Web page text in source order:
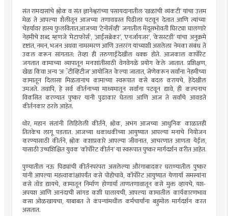
संत रामदासांचे श्लोक व संत ज्ञानेश्वरांच्या पसायदानातील ‘खळांची व्यंकटी’ यांचा उत्तम
मेळ ते आपल्या शैलीतून आजच्या तणावग्रस्त पिढीला पटवून देतात आणि त्यांच्या
चेहर्यावर हास्य फुलवितात.आजच्या ‘टेनोसॅव्ही’ जगातील मेंदूसभोवती घिरट्या घालणारे
नेहमीचे शब्द म्हणजे ‘मेटाफोर्स’, ‘आईसब्रेकर’, ‘एनर्जायजर’, ‘केसस्टडी’ यांचा अनुक्रमे
दृष्टांत, नमन, भजन अथवा नामस्मरण आणि उत्तररंग यांच्याशी असलेला नेमका संबंध ते
उकल करून सांगतात; तेव्हा ही तरुणाईदेखील थक्क होते. आजकाल कार्पोरेट
जगतात कामाच्या व्यापातून मनःशांतीसाठी वेगवेगळे प्रयोग केले जातात. प्रशिक्षण,
खेळ किंवा अन्य ‘अॅटीव्हिटीज’ आयोजित केल्या जातात, जेणेकरून सर्वांना नेहमीच्या
कामातून दिलासा मिळतानाच कामाच्या स्वरूपात कसे बदल करायचे, हेदेखील
उमजते. तथापि, हे सर्व कीर्तनाच्या माध्यमातून सर्वांना पटवून द्यावे, ही कल्पनाच
विकसित करण्यात पुष्कर यांनी पुढाकार घेतला आणि आज ते सर्वांचे आवडते
कीर्तनकार ठरले आहेत.
थोर, महान संतांनी लिहिलेली कीर्तने, श्लोक, अभंग आजच्या आधुनिक काळातही
तितकेच लागू पडतात. आजच्या धकाधकीच्या आयुष्यात आपल्या मनाचे नियोजन
करण्यासाठी कीर्तने, श्लोक कशाप्रकारे आपल्या जीवनात, आचरणात आणता येईल,
यासाठी उच्चशिक्षित युवक ‘कॉर्पोरेट कीर्तन’ या स्वरूपात पुष्कर मार्गदर्शन करीत आहेत.
पुण्यातील नऊ पिढ्यांची कीर्तनपरंपरा असलेल्या औरंगाबादकर घराण्यातील पुष्कर
यांनी आपल्या महत्त्वाकांक्षांपर्यंत कसे पोहोचावे, कॉर्पोरेट आयुष्यात येणार्या समस्यांना
कसे तोंड द्यायचे, कामातून निर्माण होणार्या ताणतणावातून कसे मुक्त व्हायचे, यश-
अपयश आणि आनंदाची सांगड कशी घालायची, आपल्या कामातील कार्यकारणभाव
कसा ओळखायचा, याबाबत ते कंपन्यांमधील कर्मचार्यांना बहुमोल मार्गदर्शन करत
असतात.